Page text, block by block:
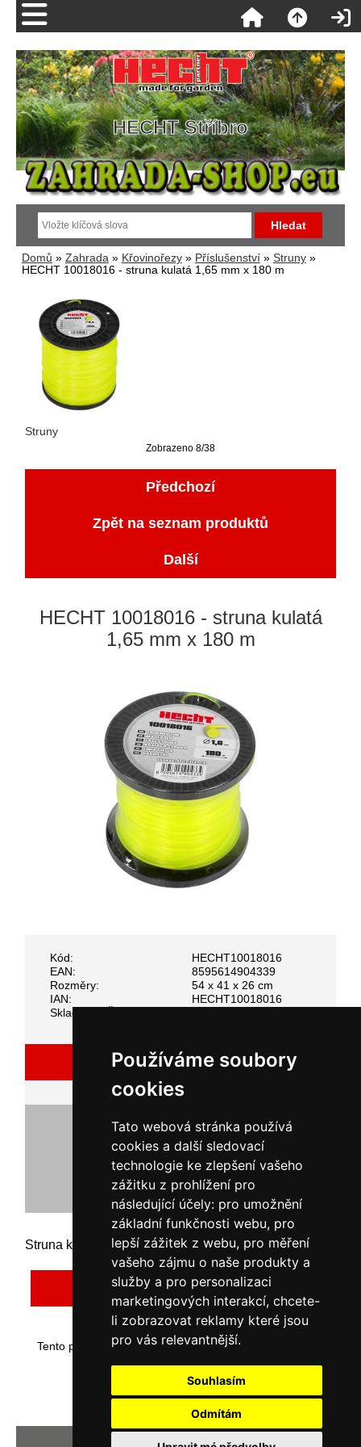
Používáme soubory
cookies
Tato webová stránka používá
cookies a další sledovací
technologie ke zlepšení vašeho
zážitku z prohlížení pro
následující účely: pro umožnění
základní funkčnosti webu, pro
lepší zážitek z webu, pro měření
vašeho zájmu o naše produkty a
služby a pro personalizaci
marketingových interakcí, chcete-
li zobrazovat reklamy které jsou
pro vás relevantnější.
Souhlasím
Odmítám
HECHT Stříbro
Domů » Zahrada» Křovinořezy» Příslušenství» Struny»
HECHT 10018016 - struna kulatá 1,65 mm x 180 m
Struny
Zobrazeno 8/38
Předchozí
Zpět na seznam produktů
Další
HECHT 10018016 - struna kulatá
1,65 mm x 180 m
Kód:
HECHT10018016
EAN:
8595614904339
Rozměry:
54 x 41 x 26 cm
IAN:
HECHT10018016
Skladem v ČR:
Zeptejte se
164,46 Kč bez DPH
199,00 Kč s DPH
Struna kulatá 1,65 mm x 180 m.
Napsat recenzi
Tento produkt byl přidán do našeho katalogu dne čtvrtek
Vaše IP adresa je: 216.73.217.0